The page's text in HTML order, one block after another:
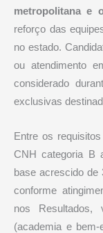
metropolitana e
reforço das
no estado.
ou atendimento
considerado
exclusivas
Entre os
CNH categoria B
base acrescido de
conforme
nos Resultados,
(academia e bem-